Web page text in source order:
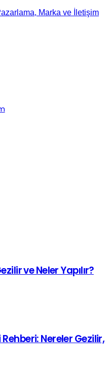
ve Neler Yapılır?
Nereler Gezilir,